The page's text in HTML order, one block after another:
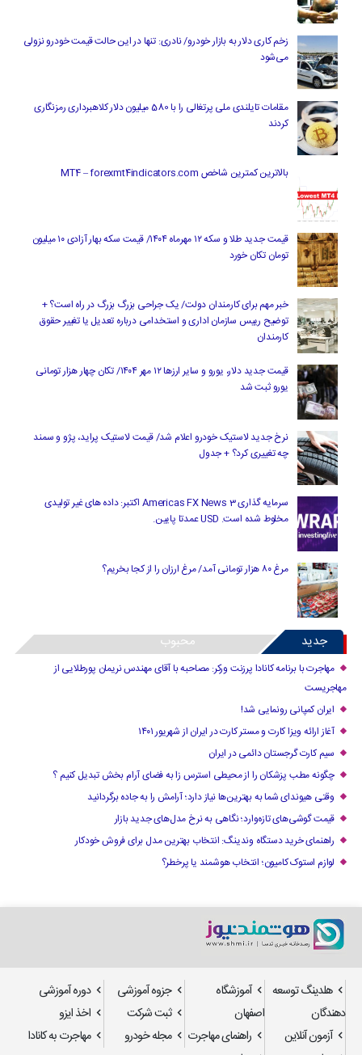
زخم کاری دلار به بازار خودرو/ نادری: تنها در این حالت قیمت خودرو نزولی
می‌شود
مقامات تایلندی ملی پرتغالی را با 580 میلیون دلار کلاهبرداری رمزنگاری
کردند
بالاترین کمترین شاخص MT4 – forexmt4indicators.com
قیمت جدید طلا و سکه ۱۲ مهرماه ۱۴۰۴/ قیمت سکه بهار آزادی ۱۰ میلیون
تومان تکان خورد
خبر مهم برای کارمندان دولت/ یک جراحی بزرگ بزرگ در راه است؟ +
توضیح رییس سازمان اداری و استخدامی درباره تعدیل یا تغییر حقوق
کارمندان
قیمت جدید دلار، یورو و سایر ارزها ۱۲ مهر ۱۴۰۴/ تکان چهار هزار تومانی
یورو ثبت شد
نرخ جدید لاستیک خودرو اعلام شد/ قیمت لاستیک پراید، پژو و سمند
چه تغییری کرد؟ + جدول
سرمایه گذاری Americas FX News 3 اکتبر: داده های غیر تولیدی
مخلوط شده است. USD عمدتا پایین.
مرغ ۸۰ هزار تومانی آمد/ مرغ ارزان را از کجا بخریم؟
جدید محبوب
مهاجرت با برنامه کانادا پرزنت ورکر: مصاحبه با آقای مهندس نریمان پورطلایی از
مهاجریست
ایران کمپانی رونمایی شد!
آغاز ارائه ویزا کارت و مستر کارت در ایران از شهریور ۱۴۰۱
سیم کارت گرجستان دائمی در ایران
چگونه مطب پزشکان را از محیطی استرس زا به فضای آرام بخش تبدیل کنیم ؟
وقتی هیوندای شما به بهترین‌ها نیاز دارد؛ آرامش را به جاده برگردانید
قیمت گوشی‌های تازه‌وارد؛ نگاهی به نرخ مدل‌های جدید بازار
راهنمای خرید دستگاه وندینگ: انتخاب بهترین مدل برای فروش خودکار
لوازم استوک کامیون؛ انتخاب هوشمند یا پرخطر؟
هلدینگ توسعه
دهندگان
آموزشگاه
اصفهان
جزوه آموزشی
دوره آموزشی
ثبت شرکت
اخذ ایزو
آزمون آنلاین
راهنمای مهاجرت مجله خودرو
مهاجرت به کانادا